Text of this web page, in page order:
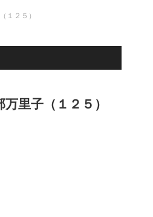
１２５）
里子（１２５）